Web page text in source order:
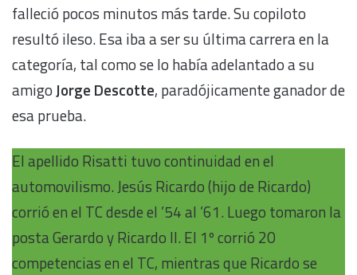
falleció pocos minutos más tarde. Su copiloto
resultó ileso. Esa iba a ser su última carrera en la
categoría, tal como se lo había adelantado a su
amigoJorge Descotte, paradójicamente ganador de
esa prueba.
El apellido Risatti tuvo continuidad en el
automovilismo. Jesús Ricardo (hijo de Ricardo)
corrió en el TC desde el ’54 al ’61. Luego tomaron la
posta Gerardo y Ricardo II. El 1º corrió 20
competencias en el TC, mientras que Ricardo se